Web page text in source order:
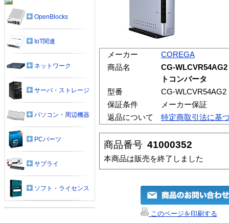
メーカー
COREGA
商品名
CG-
トコンバータ
型番
CG-WLCVR54AG2
保証条件
メーカー保証
返品について
特定商取引法に基
商品番号 41000352
本商品は販売を終了しました
このページを印刷する
OpenBlocks
IoT関連
ネットワーク
サーバ・ストレージ
パソコン・周辺機器
PCパーツ
サプライ
ソフト・ライセンス